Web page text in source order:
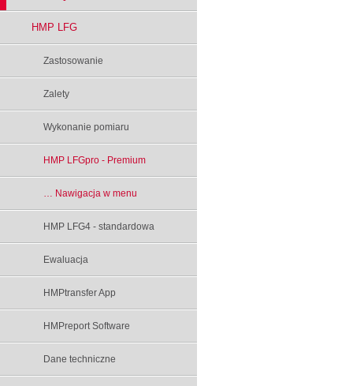
HMP LFG
Zastosowanie
Zalety
Wykonanie pomiaru
HMP LFGpro - Premium
… Nawigacja w menu
HMP LFG4 - standardowa
Ewaluacja
HMPtransfer App
HMPreport Software
Dane techniczne